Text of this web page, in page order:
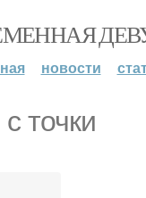
новости
точки